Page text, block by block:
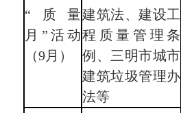
“质量
月”活动
（9月）
建筑法、建设工
程质量管理条
例、三明市城市
建筑垃圾管理办
法等